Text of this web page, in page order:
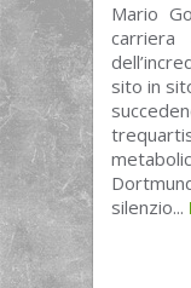
Mario
sito in
silenzio...